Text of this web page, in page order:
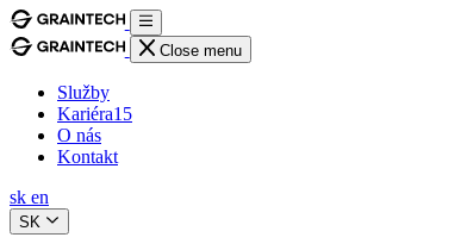
Close menu
Služby
Kariéra15
O nás
Kontakt
sk en
SK